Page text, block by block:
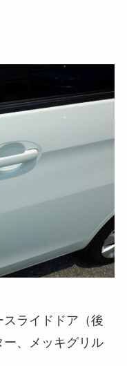
ライドドア （後
ー、メッキグリル